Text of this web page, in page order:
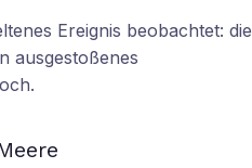
Ereignis beobachtet: die
ausgestoßenes